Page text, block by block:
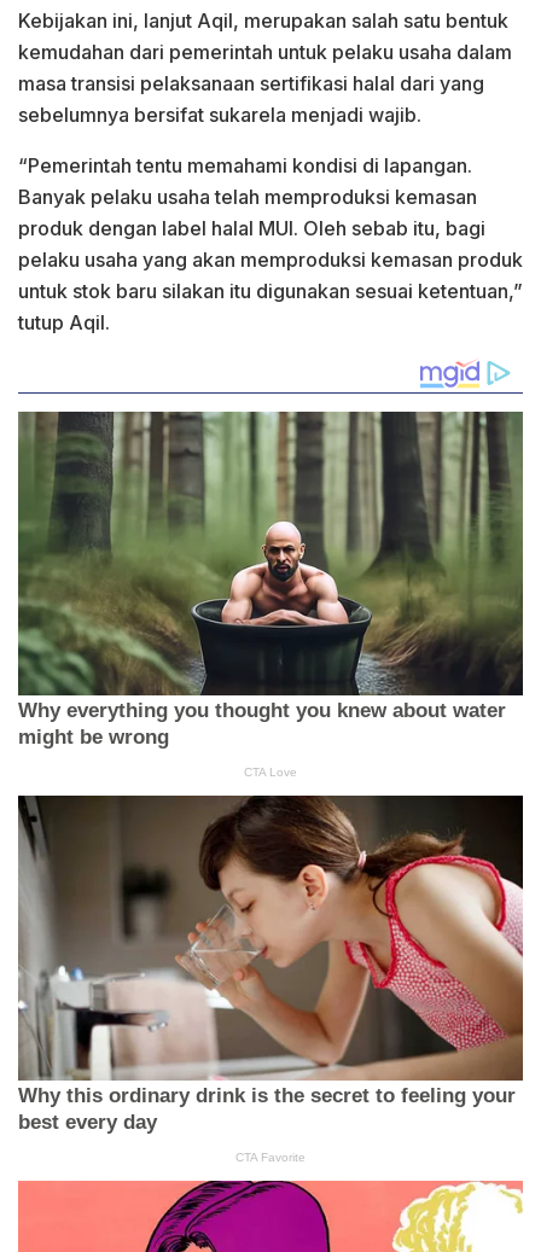
Kebijakan ini, lanjut Aqil, merupakan salah satu bentuk
kemudahan dari pemerintah untuk pelaku usaha dalam
masa transisi pelaksanaan sertifikasi halal dari yang
sebelumnya bersifat sukarela menjadi wajib.
“Pemerintah tentu memahami kondisi di lapangan.
Banyak pelaku usaha telah memproduksi kemasan
produk dengan label halal MUI. Oleh sebab itu, bagi
pelaku usaha yang akan memproduksi kemasan produk
untuk stok baru silakan itu digunakan sesuai ketentuan,”
tutup Aqil.